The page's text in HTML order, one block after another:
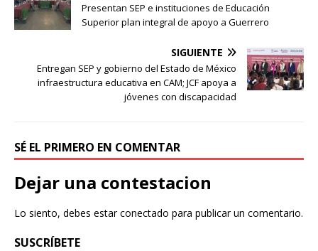
Presentan SEP e instituciones de Educación
Superior plan integral de apoyo a Guerrero
SIGUIENTE
Entregan SEP y gobierno del Estado de México
infraestructura educativa en CAM; JCF apoya a
jóvenes con discapacidad
SÉ EL PRIMERO EN COMENTAR
Dejar una contestacion
Lo siento, debes estarconectado para publicar un comentario.
SUSCRÍBETE